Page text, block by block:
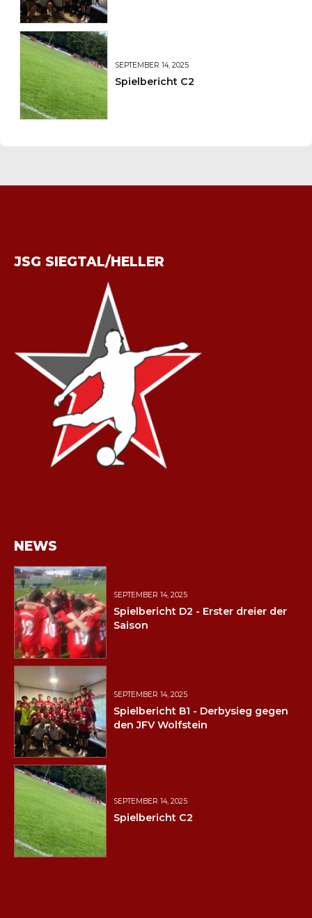
SEPTEMBER 14, 2025
Spielbericht C2
JSG SIEGTAL/HELLER
NEWS
SEPTEMBER 14, 2025
Spielbericht D2 - Erster dreier der
Saison
SEPTEMBER 14, 2025
Spielbericht B1 - Derbysieg gegen
den JFV Wolfstein
SEPTEMBER 14, 2025
Spielbericht C2